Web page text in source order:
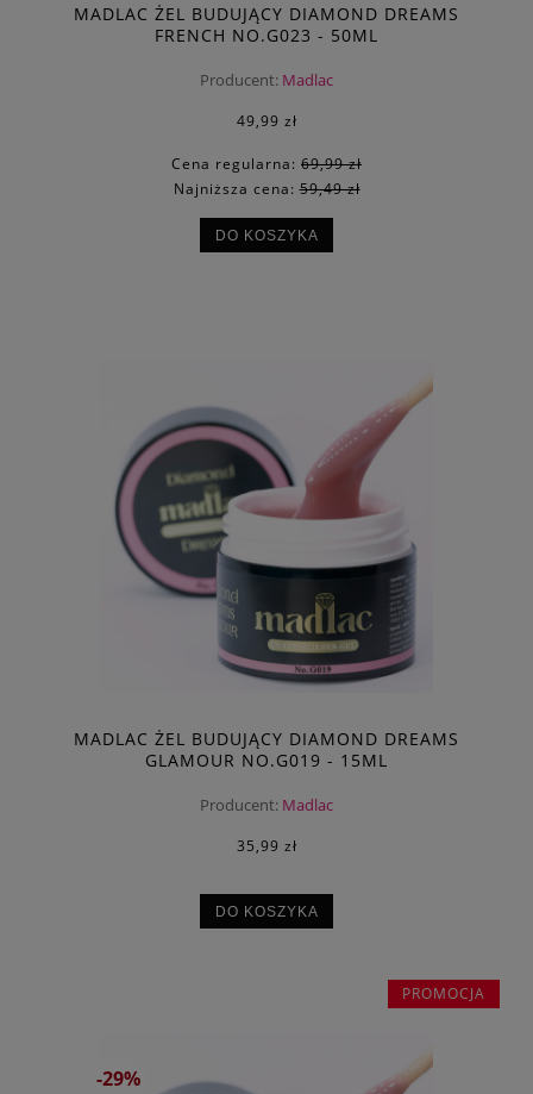
MADLAC ŻEL BUDUJĄCY DIAMOND DREAMS
FRENCH NO.G023 - 50ML
Producent: Madlac
49,99 zł
Cena regularna: 69,99 zł
Najniższa cena:59,49 zł
DO KOSZYKA
MADLAC ŻEL BUDUJĄCY DIAMOND DREAMS
GLAMOUR NO.G019 - 15ML
Producent: Madlac
35,99 zł
DO KOSZYKA
-29%
PROMOCJA